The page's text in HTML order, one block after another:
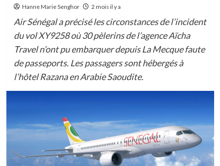
Hanne Marie Senghor 2 mois il y a
Air Sénégal a précisé les circonstances de l’incident
du vol XY9258 où 30 pèlerins de l’agence Aïcha
Travel n’ont pu embarquer depuis La Mecque faute
de passeports. Les passagers sont hébergés à
l’hôtel Razana en Arabie Saoudite.